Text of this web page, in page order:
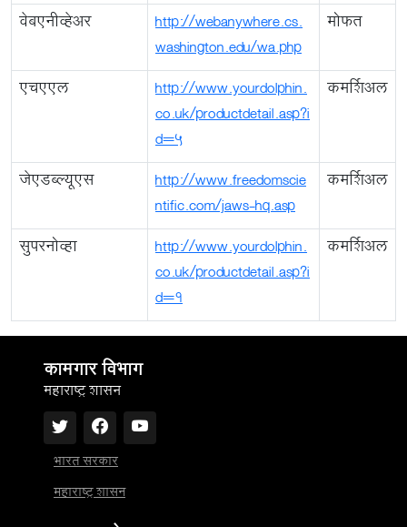
वेबएनीव्हेअर
http://webanywhere.cs.
washington.edu/wa.php
मोफत
एचएएल
http://www.yourdolphin.
co.uk/productdetail.asp?i
d=5
कमर्शिअल
जेएडब्ल्यूएस
http://www.freedomscie
ntific.com/jaws-hq.asp
कमर्शिअल
सुपरनोव्हा
http://www.yourdolphin.
co.uk/productdetail.asp?i
d=1
कमर्शिअल
कामगार विभाग
महाराष्ट्र शासन
भारत सरकार
महाराष्ट्र शासन